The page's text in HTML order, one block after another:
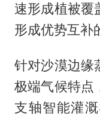
速形成植被覆
形成优势互补
针对沙漠边缘
极端气候特点
支轴智能灌